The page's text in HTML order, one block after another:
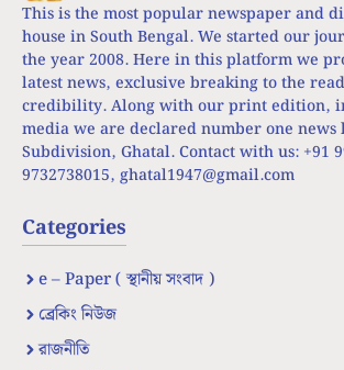
This is the most popular newspaper and
house in South Bengal. We started our
the year 2008. Here in this platform we
latest news, exclusive breaking to the
credibility. Along with our print edition,
media we are declared number one news
Subdivision, Ghatal. Contact with us: +91
9732738015, ghatal1947@gmail.com
Categories
e – Paper ( স্থানীয় সংবাদ )
ব্রেকিং নিউজ
রাজনীতি